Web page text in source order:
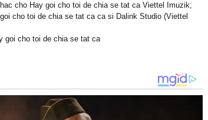
cho Hay goi cho toi de chia se tat ca Viettel Imuzik;
cho toi de chia se tat ca ca si Dalink Studio (Viettel
goi cho toi de chia se tat ca